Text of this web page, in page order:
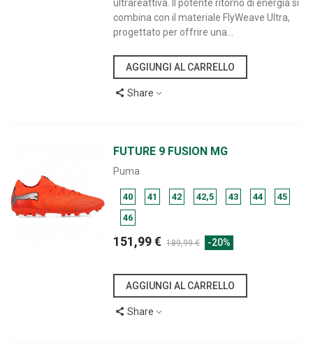
ultrareattiva. Il potente ritorno di energia si
combina con il materiale FlyWeave Ultra,
progettato per offrire una...
AGGIUNGI AL CARRELLO
Share
FUTURE 9 FUSION MG
Puma
40 41 42 42,5 43 44
45
46
151,99 € 189,99 € -20%
AGGIUNGI AL CARRELLO
Share